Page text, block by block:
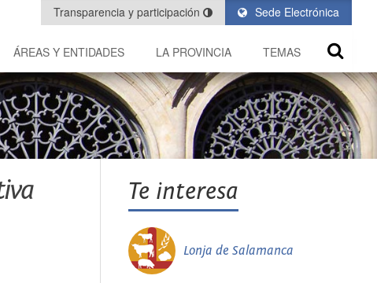
Sede Electrónica
Transparencia y participación
ÁREAS Y ENTIDADES LA PROVINCIA TEMAS
Te interesa
Lonja de Salamanca